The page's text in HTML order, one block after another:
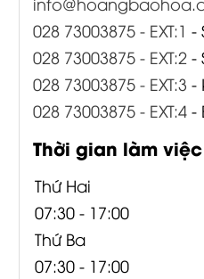
028 73003875 - EXT:1 -
028 73003875 - EXT:2-
028 73003875 - EXT:3 -
028 73003875 - EXT:4-
Thời gian làm việc
Thứ Hai
07:30 - 17:00
Thứ Ba
07:30 - 17:00